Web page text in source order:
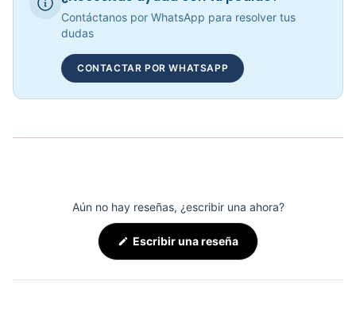
Contáctanos por WhatsApp para resolver tus
dudas
CONTACTAR POR WHATSAPP
Aún no hay reseñas, ¿escribir una ahora?
Escribir una reseña(Se
abre
en
nueva